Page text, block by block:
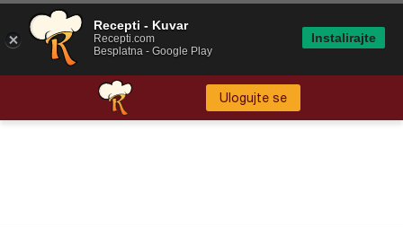
Ulogujte se
Recepti - Kuvar
Recepti.com
Besplatna - Google Play
Instalirajte